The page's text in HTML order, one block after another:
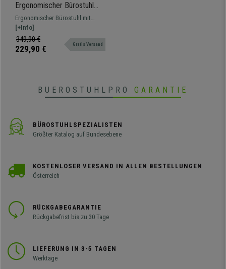
Ergonomischer Bürostuhl
RIVER mit Kopfstütze,
modernes Design,
Wippfunktion, Farbe Grün
Ergonomischer Bürostuhl mit
innovativem Design und
verstellbaren Armlehnen.
[+Info]
349,90 €
229,90 € Gratis Versand
BUEROSTUHLPRO GARANTIE
BÜROSTUHLSPEZIALISTEN
Größter Katalog auf Bundesebene
KOSTENLOSER VERSAND IN ALLEN BESTELLUNGEN
Österreich
RÜCKGABEGARANTIE
Rückgabefrist bis zu 30 Tage
LIEFERUNG IN 3-5 TAGEN
Werktage